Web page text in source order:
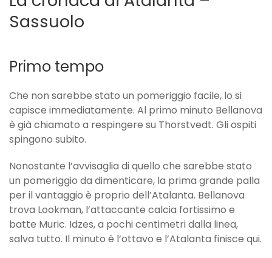
Sassuolo
Primo tempo
Che non sarebbe stato un pomeriggio facile, lo si
capisce immediatamente. Al primo minuto Bellanova
è già chiamato a respingere su Thorstvedt. Gli ospiti
spingono subito.
Nonostante l’avvisaglia di quello che sarebbe stato
un pomeriggio da dimenticare, la prima grande palla
per il vantaggio è proprio dell’Atalanta. Bellanova
trova Lookman, l’attaccante calcia fortissimo e
batte Muric. Idzes, a pochi centimetri dalla linea,
salva tutto. Il minuto è l’ottavo e l’Atalanta finisce qui.